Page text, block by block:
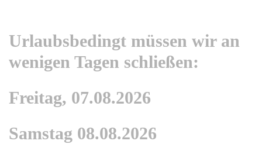
Urlaubsbedingt müssen wir an
wenigen Tagen schließen:
Freitag, 07.08.2026
Samstag 08.08.2026